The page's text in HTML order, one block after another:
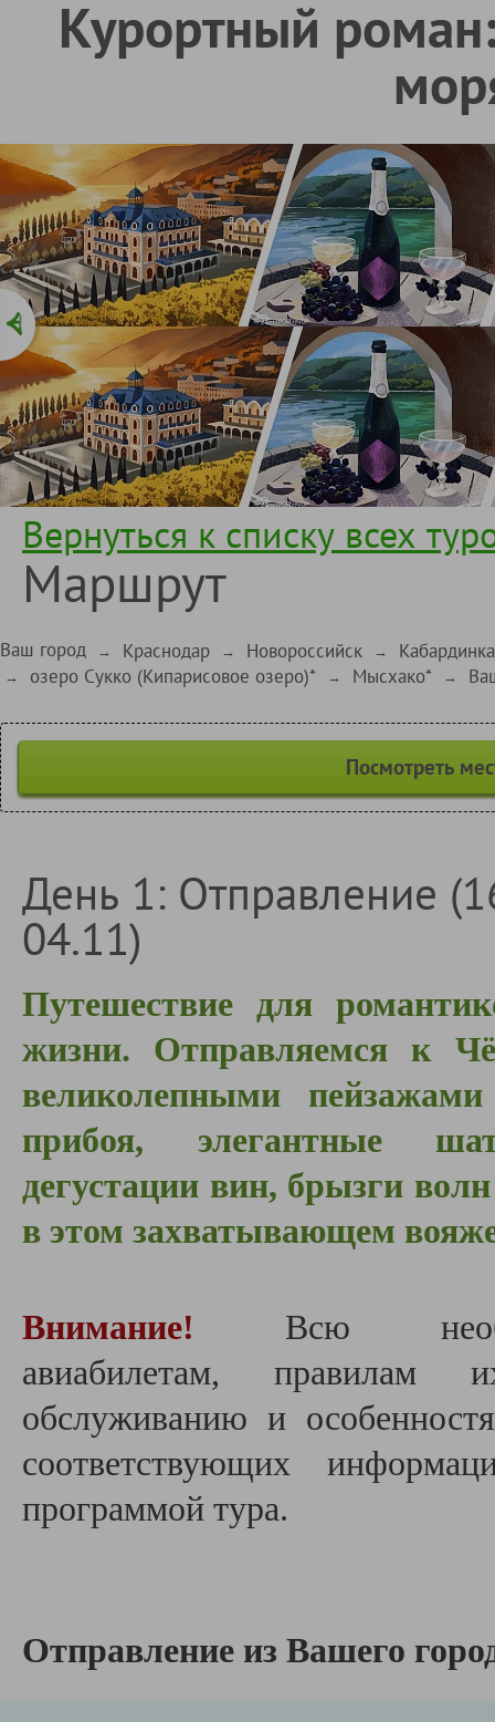
Курортный
Вернуться к списку всех
Маршрут
Ваш город → Краснодар → Новороссийск →
→ озеро Сукко (Кипарисовое озеро)* → Мысхако* →
Посмотреть
День 1: Отправление
04.11)
Путешествие для
жизни. Отправляемся к
великолепными
прибоя, элегантные
дегустации вин, брызги
в этом захватывающем
Внимание!
Всю
авиабилетам, правилам
обслуживанию и
соответствующих
программой тура.
Отправление из Вашего